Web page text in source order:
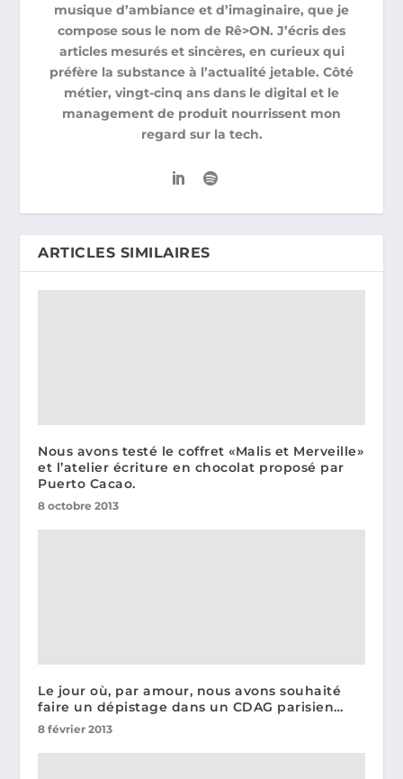
musique d’ambiance et d’imaginaire, que je
compose sous le nom de Rê>ON. J’écris des
articles mesurés et sincères, en curieux qui
préfère la substance à l’actualité jetable. Côté
métier, vingt-cinq ans dans le digital et le
management de produit nourrissent mon
regard sur la tech.
ARTICLES SIMILAIRES
Nous avons testé le coffret «Malis et Merveille»
et l’atelier écriture en chocolat proposé par
Puerto Cacao.
8 octobre 2013
Le jour où, par amour, nous avons souhaité
faire un dépistage dans un CDAG parisien…
8 février 2013